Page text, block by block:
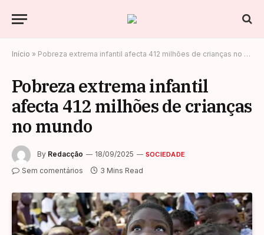
Início » Pobreza extrema infantil afecta 412 milhões de crianças no mundo
Pobreza extrema infantil
afecta 412 milhões de crianças
no mundo
By Redacção 18/09/2025 SOCIEDADE
Sem comentários 3 Mins Read